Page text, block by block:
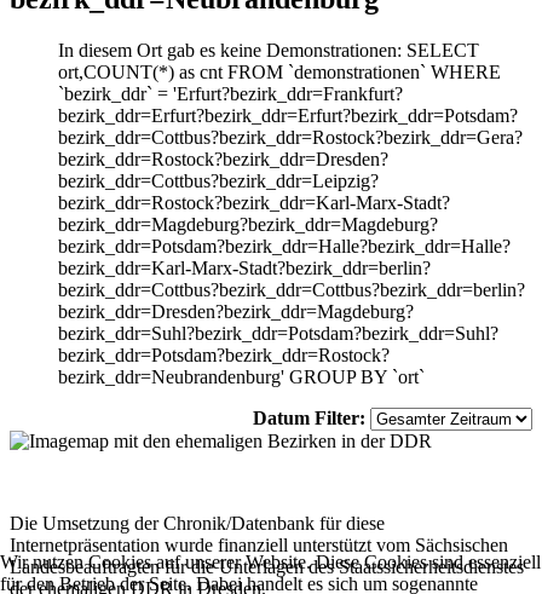
In diesem Ort gab es keine Demonstrationen: SELECT
ort,COUNT(*) as cnt FROM `demonstrationen` WHERE
`bezirk_ddr` = 'Erfurt?bezirk_ddr=Frankfurt?
bezirk_ddr=Erfurt?bezirk_ddr=Erfurt?bezirk_ddr=Potsdam?
bezirk_ddr=Cottbus?bezirk_ddr=Rostock?bezirk_ddr=Gera?
bezirk_ddr=Rostock?bezirk_ddr=Dresden?
bezirk_ddr=Cottbus?bezirk_ddr=Leipzig?
bezirk_ddr=Rostock?bezirk_ddr=Karl-Marx-Stadt?
bezirk_ddr=Magdeburg?bezirk_ddr=Magdeburg?
bezirk_ddr=Potsdam?bezirk_ddr=Halle?bezirk_ddr=Halle?
bezirk_ddr=Karl-Marx-Stadt?bezirk_ddr=berlin?
bezirk_ddr=Cottbus?bezirk_ddr=Cottbus?bezirk_ddr=berlin?
bezirk_ddr=Dresden?bezirk_ddr=Magdeburg?
bezirk_ddr=Suhl?bezirk_ddr=Potsdam?bezirk_ddr=Suhl?
bezirk_ddr=Potsdam?bezirk_ddr=Rostock?
bezirk_ddr=Neubrandenburg' GROUP BY `ort`
Datum Filter:
Die Umsetzung der Chronik/Datenbank für diese
Internetpräsentation wurde finanziell unterstützt vom Sächsischen
Landesbeauftragten für die Unterlagen des Staatssicherheitsdienstes
der ehemaligen DDR in Dresden.
Wir nutzen Cookies auf unserer Website. Diese Cookies sind essenziell
für den Betrieb der Seite. Dabei handelt es sich um sogenannte